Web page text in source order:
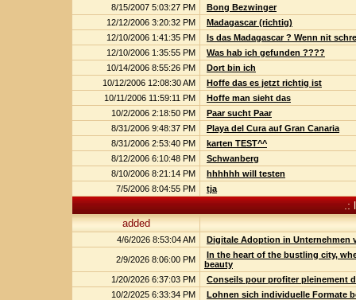
8/15/2007 5:03:27 PM
Bong Bezwinger
12/12/2006 3:20:32 PM
Madagascar (richtig)
12/10/2006 1:41:35 PM
Is das Madagascar ? Wenn nit
12/10/2006 1:35:55 PM
Was hab ich gefunden ????
10/14/2006 8:55:26 PM
Dort bin ich
10/12/2006 12:08:30 AM
Hoffe das es jetzt richtig ist
10/11/2006 11:59:11 PM
Hoffe man sieht das
10/2/2006 2:18:50 PM
Paar sucht Paar
8/31/2006 9:48:37 PM
Playa del Cura auf Gran Canaria
8/31/2006 2:53:40 PM
karten TEST^^
8/12/2006 6:10:48 PM
Schwanberg
8/10/2006 8:21:14 PM
hhhhhh will testen
7/5/2006 8:04:55 PM
tja
.:
added
4/6/2026 8:53:04 AM Digitale Adoption in Unternehmen
2/9/2026 8:06:00 PM
In the heart of the bustling city,
beauty
1/20/2026 6:37:03 PM
Conseils pour profiter pleinement
10/2/2025 6:33:34 PM
Lohnen sich individuelle Formate